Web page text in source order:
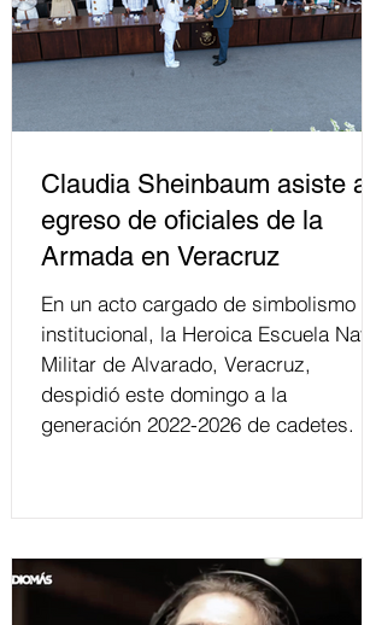
Claudia Sheinbaum asiste a
egreso de oficiales de la
Armada en Veracruz
En un acto cargado de simbolismo
institucional, la Heroica Escuela Naval
Militar de Alvarado, Veracruz,
despidió este domingo a la
generación 2022-2026 de cadetes.